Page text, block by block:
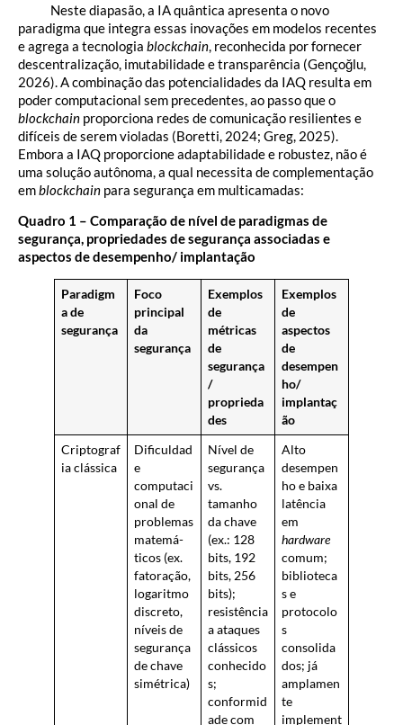
Neste diapasão, a IA quântica apresenta o novo
paradigma que integra essas inovações em modelos recentes
e agrega a tecnologia blockchain, reconhecida por fornecer
descentralização, imutabilidade e transparência (Gençoğlu,
2026). A combinação das potencialidades da IAQ resulta em
poder computacional sem precedentes, ao passo que o
blockchain proporciona redes de comunicação resilientes e
difíceis de serem violadas (Boretti, 2024; Greg, 2025).
Embora a IAQ proporcione adaptabilidade e robustez, não é
uma solução autônoma, a qual necessita de complementação
emblockchain para segurança em multicamadas:
Quadro 1 – Comparação de nível de paradigmas de
segurança, propriedades de segurança associadas e
aspectos de desempenho/ implantação
Paradigm
a de
segurança
Foco
principal
da
segurança
Exemplos
de
métricas
de
segurança
/
proprieda
des
Exemplos
de
aspectos
de
desempen
ho/
implantaç
ão
Criptograf
ia clássica
Dificuldad
e
computaci
onal de
problemas
matemá-
ticos (ex.
fatoração,
logaritmo
discreto,
níveis de
segurança
de chave
simétrica)
Nível de
segurança
vs.
tamanho
da chave
(ex.: 128
bits, 192
bits, 256
bits);
resistência
a ataques
clássicos
conhecido
s;
conformid
ade com
Alto
desempen
ho e baixa
latência
em
hardware
comum;
biblioteca
s e
protocolo
s
consolida
dos; já
amplamen
te
implement